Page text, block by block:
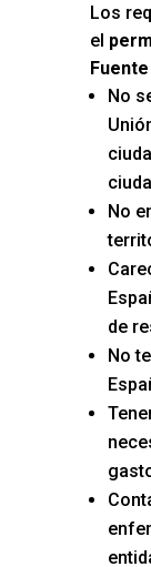
Los
el
No
No
de
No